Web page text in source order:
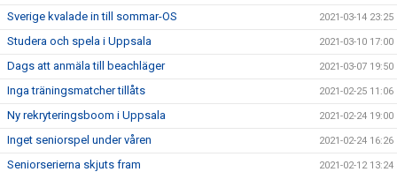
Sverige kvalade in till sommar-OS 2021-03-14 23:25
Studera och spela i Uppsala 2021-03-10 17:00
Dags att anmäla till beachläger 2021-03-07 19:50
Inga träningsmatcher tillåts 2021-02-25 11:06
Ny rekryteringsboom i Uppsala 2021-02-24 19:00
Inget seniorspel under våren 2021-02-24 16:26
Seniorserierna skjuts fram 2021-02-12 13:24